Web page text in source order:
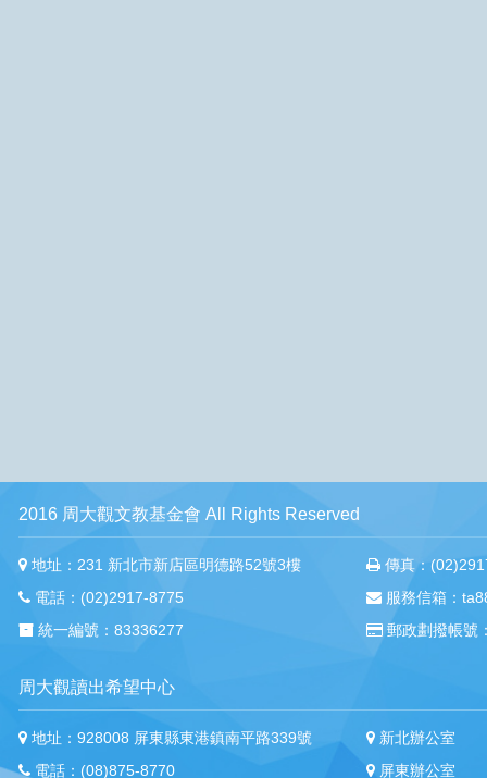
2016 周大觀文教基金會 All Rights Reserved
地址：231 新北市新店區明德路52號3樓
電話：(02)2917-8775
統一編號：83336277
傳真：
服務信箱：
郵政劃撥帳號
周大觀讀出希望中心
地址：928008 屏東縣東港鎮南平路339號
電話：(08)875-8770
新北辦公室
屏東辦公室